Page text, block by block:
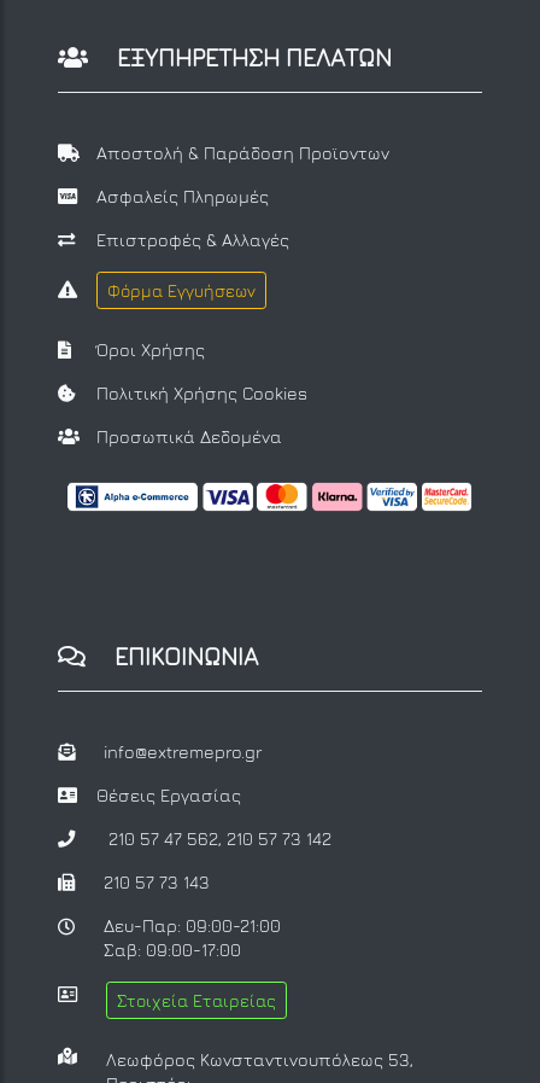
ΕΞΥΠΗΡΕΤΗΣΗ ΠΕΛΑΤΩΝ
Αποστολή & Παράδοση Προϊοντων
Ασφαλείς Πληρωμές
Επιστροφές & Αλλαγές
Φόρμα Εγγυήσεων
Όροι Χρήσης
Πολιτική Χρήσης Cookies
Προσωπικά Δεδομένα
ΕΠΙΚΟΙΝΩΝΙΑ
info@extremepro.gr
Θέσεις Εργασίας
210 57 47 562, 210 57 73 142
210 57 73 143
Δευ-Παρ: 09:00-21:00
Σαβ: 09:00-17:00
Στοιχεία Εταιρείας
Λεωφόρος Κωνσταντινουπόλεως 53,